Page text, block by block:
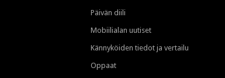
Päivän diili
Mobiilialan uutiset
Kännyköiden tiedot ja vertailu
Oppaat